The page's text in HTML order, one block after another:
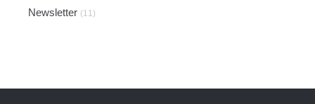
Newsletter (11)